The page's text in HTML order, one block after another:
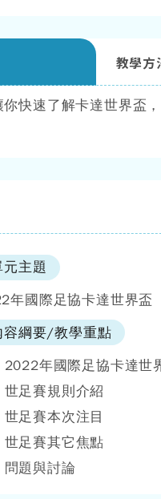
快速了解卡達世界盃
教學方
元主題
年國際足協卡達世界盃
容綱要/教學重點
2022年國際足協卡達世
世足賽規則介紹
世足賽本次注目
世足賽其它焦點
問題與討論